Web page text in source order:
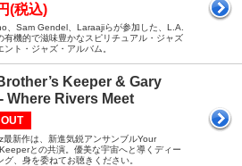
(税込)
、Sam Gendel、Laraajiらが参加した、L.A.
有機的で滋味豊かなスピリチュアル・ジャズ
ント・ジャズ・アルバム。
Keeper & Gary
Where Rivers Meet
最新作は、新進気鋭アンサンブルYour
との共演。優美な宇宙へと導くディー
グ、身を委ねてお聴きください。